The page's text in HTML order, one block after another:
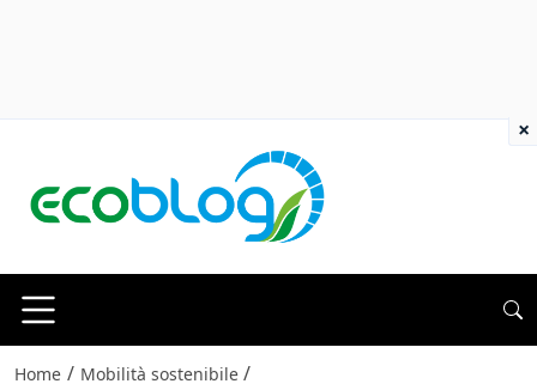
Home / Mobilità sostenibile /
×